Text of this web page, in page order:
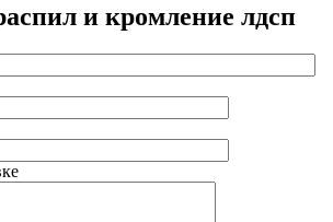
и кромление лдсп